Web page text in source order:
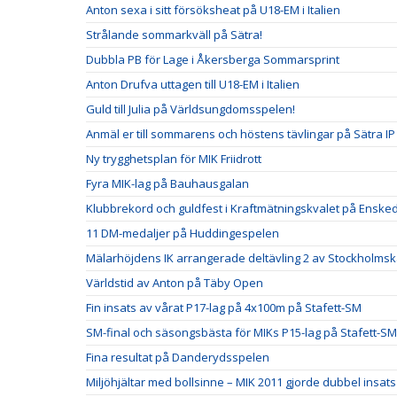
Anton sexa i sitt försöksheat på U18-EM i Italien
Strålande sommarkväll på Sätra!
Dubbla PB för Lage i Åkersberga Sommarsprint
Anton Drufva uttagen till U18-EM i Italien
Guld till Julia på Världsungdomsspelen!
Anmäl er till sommarens och höstens tävlingar på Sätra IP
Ny trygghetsplan för MIK Friidrott
Fyra MIK-lag på Bauhausgalan
Klubbrekord och guldfest i Kraftmätningskvalet på
11 DM-medaljer på Huddingespelen
Mälarhöjdens IK arrangerade deltävling 2 av
Världstid av Anton på Täby Open
Fin insats av vårat P17-lag på 4x100m på Stafett-SM
SM-final och säsongsbästa för MIKs P15-lag på Stafett-
Fina resultat på Danderydsspelen
Miljöhjältar med bollsinne – MIK 2011 gjorde dubbel insats